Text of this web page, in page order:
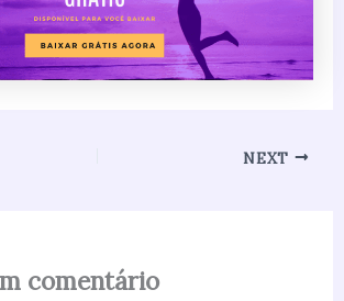
NEXT
comentário